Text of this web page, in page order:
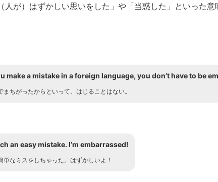
人が）はずかしい思いをした」や「当惑した」といった意
make a mistake in a foreign language, you don’t have to be
まちがったからといって、はじることはない。
an easy mistake. I’m embarrassed!
単なミスをしちゃった。はずかしいよ！